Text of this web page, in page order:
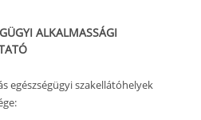
ALKALMASSÁGI
egészségügyi szakellátóhelyek